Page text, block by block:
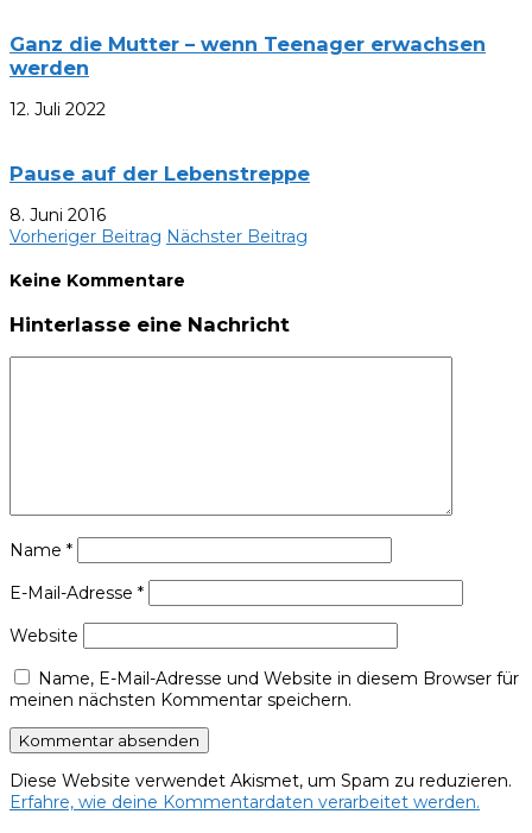
Ganz die Mutter – wenn Teenager erwachsen
werden
12. Juli 2022
Pause auf der Lebenstreppe
8. Juni 2016
Vorheriger Beitrag Nächster Beitrag
Keine Kommentare
Hinterlasse eine Nachricht
Name *
E-Mail-Adresse *
Website
Name, E-Mail-Adresse und Website in diesem Browser für
meinen nächsten Kommentar speichern.
Diese Website verwendet Akismet, um Spam zu reduzieren.
Erfahre, wie deine Kommentardaten verarbeitet werden.